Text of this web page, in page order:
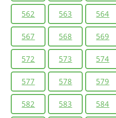
562 563 564
567 568 569
572 573 574
577 578 579
582 583 584